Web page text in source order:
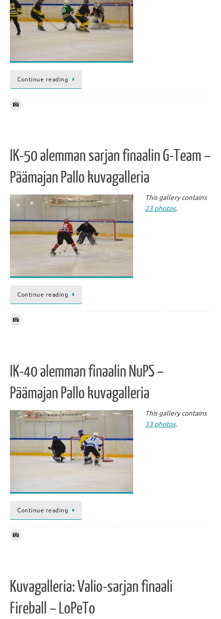
Continue reading
IK-50 alemman sarjan finaalin G-Team –
Päämajan Pallo kuvagalleria
This gallery contains
23 photos.
Continue reading
IK-40 alemman finaalin NuPS –
Päämajan Pallo kuvagalleria
This gallery contains
33 photos.
Continue reading
Kuvagalleria: Valio-sarjan finaali
Fireball – LoPeTo